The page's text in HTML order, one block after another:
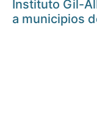
Instituto Gil-
a municipios